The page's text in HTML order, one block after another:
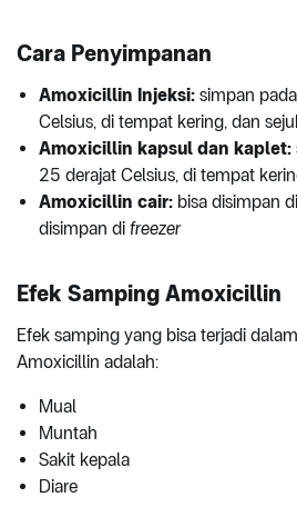
Cara Penyimpanan
Amoxicillin Injeksi: simpan
Celsius, di tempat kering, dan
Amoxicillin kapsul dan kaplet:
25 derajat Celsius, di tempat
Amoxicillin cair: bisa disimpan
disimpan di freezer
Efek Samping Amoxicillin
Efek samping yang bisa terjadi
Amoxicillin adalah:
Mual
Muntah
Sakit kepala
Diare